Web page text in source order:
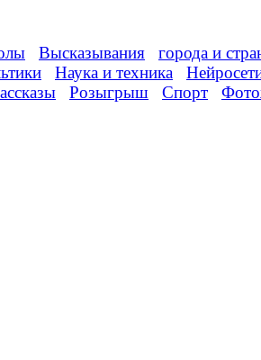
Высказывания города и
Наука и техника
Розыгрыш Спорт